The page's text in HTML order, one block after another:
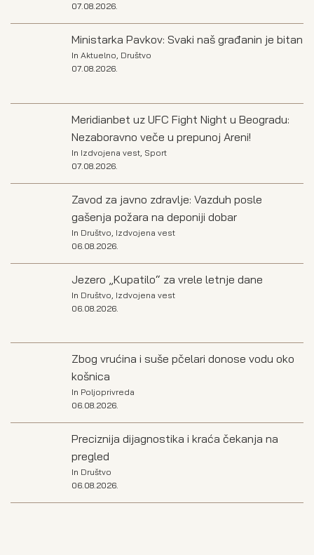
07.08.2026.
Ministarka Pavkov: Svaki naš građanin je bitan
In Aktuelno, Društvo
07.08.2026.
Meridianbet uz UFC Fight Night u Beogradu:
Nezaboravno veče u prepunoj Areni!
In Izdvojena vest, Sport
07.08.2026.
Zavod za javno zdravlje: Vazduh posle
gašenja požara na deponiji dobar
In Društvo Izdvojena vest
06.08.2026.
Jezero „Kupatilo“ za vrele letnje dane
In Društvo Izdvojena vest
06.08.2026.
Zbog vrućina i suše pčelari donose vodu oko
košnica
In Poljoprivreda
06.08.2026.
Preciznija dijagnostika i kraća čekanja na
pregled
In Društvo
06.08.2026.